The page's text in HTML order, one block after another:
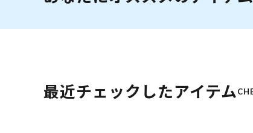
最近チェックしたアイテム